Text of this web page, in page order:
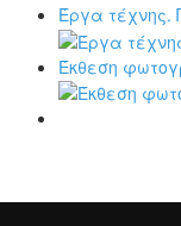
Έργα τέχνης.
Έκθεση